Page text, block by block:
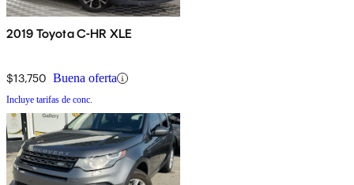
2019 Toyota C-HR XLE
$13,750 Buena oferta
Incluye tarifas de conc.